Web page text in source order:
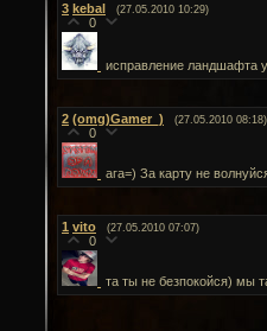
3 kebal (27.05.2010 10:29)
0
исправление ландшафта
2 (omg)Gamer_) (27.05.2010 08:18)
0
ага=) За карту не
1 vito (27.05.2010 07:07)
0
та ты не безпокойся) мы